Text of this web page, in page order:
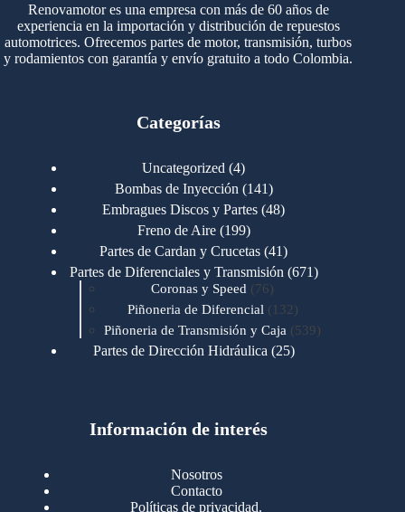
Renovamotor es una empresa con más de 60 años de
experiencia en la importación y distribución de repuestos
automotrices. Ofrecemos partes de motor, transmisión, turbos
y rodamientos con garantía y envío gratuito a todo Colombia.
Categorías
Uncategorized 44
productos
Bombas de Inyección 141141
productos
Embragues Discos y Partes 4848
Freno de Aire 199199
productos
Partes de Cardan y Crucetas 4141
productos
Partes de Diferenciales y Transmisión 671671
Coronas y Speed 7676
productos
Piñoneria de Diferencial 132 132
productos
Piñoneria de Transmisión y Caja 539539
Partes de Dirección Hidráulica 2525
Motores Cummins 723
Cummins B/C 855
Cummins ISF
Información de interés
Nosotros
Contacto
Políticas de privacidad.